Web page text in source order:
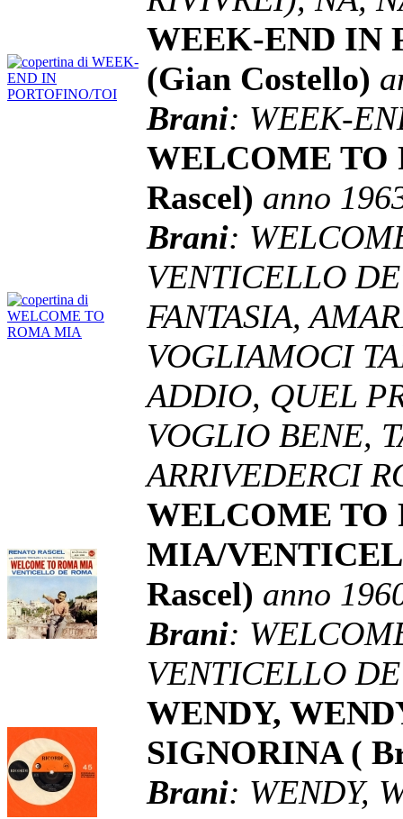
WEEK-END IN
(Gian Costello)
Brani: WEEK-
WELCOME TO
Rascel) anno
Brani:
VENTICELLO
FANTASIA,
VOGLIAMOCI
ADDIO, QUEL
VOGLIO BENE,
ARRIVEDERCI
WELCOME TO
MIA/
Rascel) anno
Brani:
VENTICELLO
WENDY,
SIGNORINA (
Brani: WENDY,